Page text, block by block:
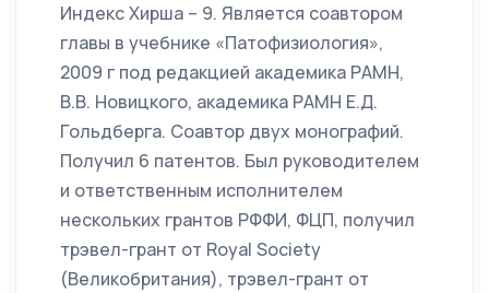
Индекс Хирша – 9. Является соавтором
главы в учебнике «Патофизиология»,
2009 г под редакцией академика РАМН,
В.В. Новицкого, академика РАМН Е.Д.
Гольдберга. Соавтор двух монографий.
Получил 6 патентов. Был руководителем
и ответственным исполнителем
нескольких грантов РФФИ, ФЦП, получил
трэвел-грант от Royal Society
(Великобритания), трэвел-грант от